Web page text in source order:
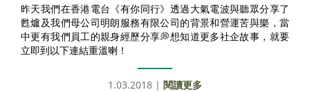
昨天我們在香港電台《有你同行》透過大氣電波與聽眾分享了
甦爐及我們母公司明朗服務有限公司的背景和營運苦與樂，當
中更有我們員工的親身經歷分享💭想知道更多社企故事，就要
立即到以下連結重溫喇！
1.03.2018 | 閱讀更多